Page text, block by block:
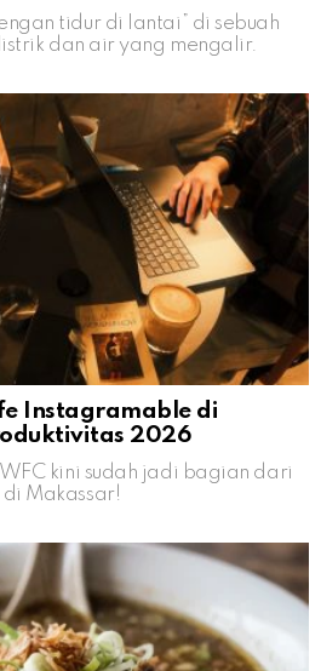
tidur di lantai” di sebuah
dan air yang mengalir.
Instagramable di
2026
kini sudah jadi bagian dari
Makassar!